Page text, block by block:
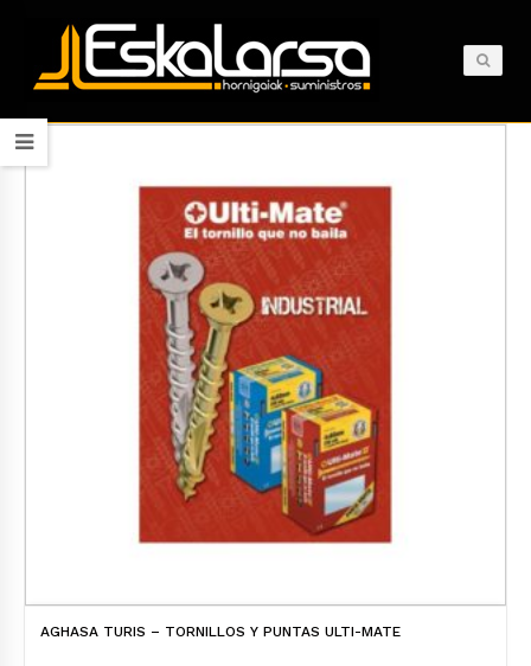
AGHASA TURIS – TORNILLOS Y PUNTAS ULTI-MATE